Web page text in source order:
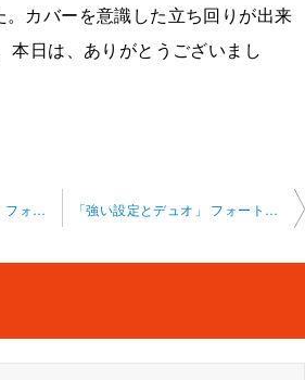
カバーを意識した立ち回りが出来
本日は、ありがとうございまし
「ワンショットとデュオ」 フォートナイト オンライン レッスン 2024-11-23-no0011-0023 「強い設定とデュオ」 フォートナイト オンラインレッ スン 2024-11-30-no0011-0023